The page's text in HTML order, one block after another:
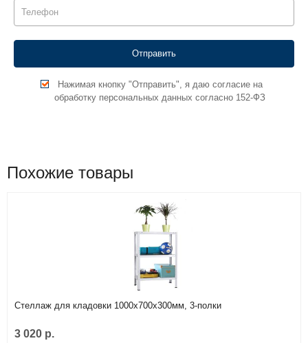
Нажимая кнопку "Отправить", я даю согласие на
обработку персональных данных согласно 152-ФЗ
Похожие товары
Стеллаж для кладовки 1000х700х300мм, 3-полки
3 020 р.